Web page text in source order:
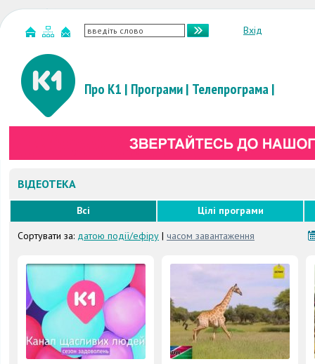
Вхід
Про К1 | Програми| Телепрограма|
ВІДЕОТЕКА
Всі
Цілі програми
Сортувати за: датою події/ефіру | часом завантаження